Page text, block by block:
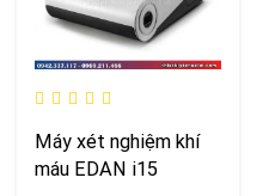
Máy xét nghiệm khí
máu EDAN i15